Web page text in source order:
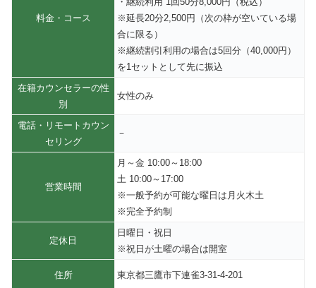
料金・コース
※延長20分2,500円（次の枠が空いている場
合に限る）
※継続割引利用の場合は5回分（40,000円）
を1セットとして先に振込
在籍カウンセラーの性
別
女性のみ
電話・リモートカウン
セリング
－
営業時間
月～金 10:00～18:00
土 10:00～17:00
※一般予約が可能な曜日は月火木土
※完全予約制
定休日
日曜日・祝日
※祝日が土曜の場合は開室
住所 東京都三鷹市下連雀3-31-4-201